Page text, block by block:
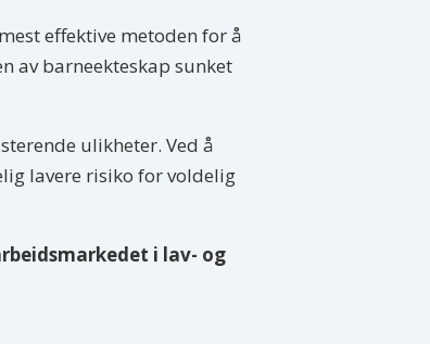
effektive metoden for å
av barneekteskap sunket
ulikheter. Ved å
lavere risiko for voldelig
i lav- og